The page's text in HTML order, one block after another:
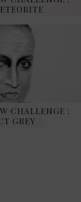
CHALLENGE :
GREY